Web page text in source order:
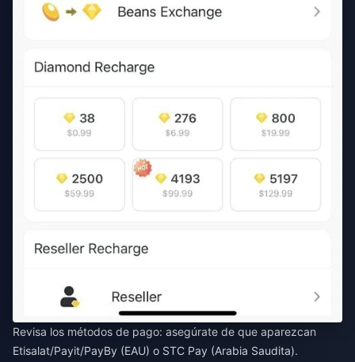
Revisa los métodos de pago: asegúrate de que aparezcan
Etisalat/Payit/PayBy (EAU) o STC Pay (Arabia Saudita).